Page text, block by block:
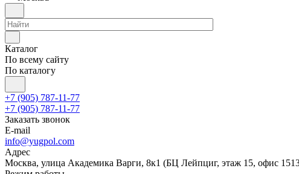
Каталог
По всему сайту
По каталогу
+7 (905) 787-11-77
+7 (905) 787-11-77
Заказать звонок
E-mail
info@yugpol.com
Адрес
Москва, улица Академика Варги, 8к1 (БЦ Лейпциг, этаж 15, офис